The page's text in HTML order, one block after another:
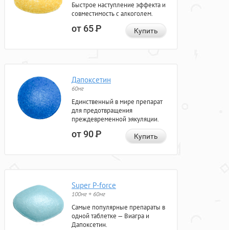
Быстрое наступление эффекта и
совместимость с алкоголем.
от 65Р Купить
Дапоксетин
60мг
Единственный в мире препарат
для предотвращения
преждевременной эякуляции.
от 90Р Купить
Super P-force
100мг + 60мг
Самые популярные препараты в
одной таблетке — Виагра и
Дапоксетин.